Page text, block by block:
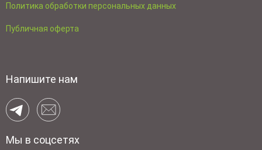
Политика обработки персональных данных
Публичная оферта
Напишите нам
Мы в соцсетях